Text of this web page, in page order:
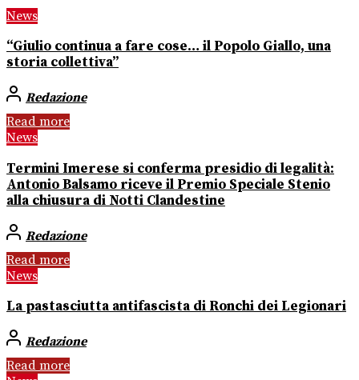
News
“Giulio continua a fare cose… il Popolo Giallo, una
storia collettiva”
Redazione
Read more
News
Termini Imerese si conferma presidio di legalità:
Antonio Balsamo riceve il Premio Speciale Stenio
alla chiusura di Notti Clandestine
Redazione
Read more
News
La pastasciutta antifascista di Ronchi dei Legionari
Redazione
Read more